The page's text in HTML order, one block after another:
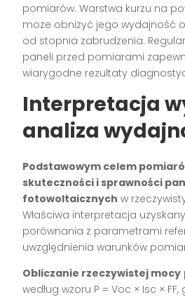
pomiarów. Warstwa kurzu na
może obniżyć jego wydajność o
od stopnia zabrudzenia.
paneli przed pomiarami
wiarygodne rezultaty
Interpretacja
analiza
Podstawowym celem
skuteczności i sprawności
fotowoltaicznych w
Właściwa interpretacja
porównania z parametrami
uwzględnienia warunków
Obliczanie rzeczywistej mocy
według wzoru P = Voc × Isc × FF,